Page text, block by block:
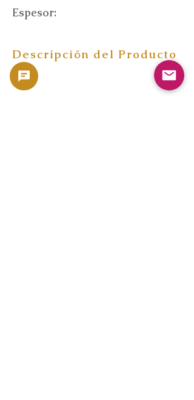
Espesor:
Descripción del Producto